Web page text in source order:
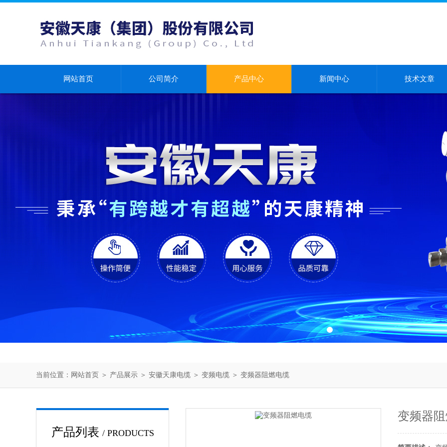
网站首页 公司简介 产品中心 新闻中心 技术文章
当前位置： 网站首页 ＞ 产品展示 ＞ 安徽天康电缆 ＞ 变频电缆 ＞ 变频器阻燃电缆
产品列表 / PRODUCTS
变频器